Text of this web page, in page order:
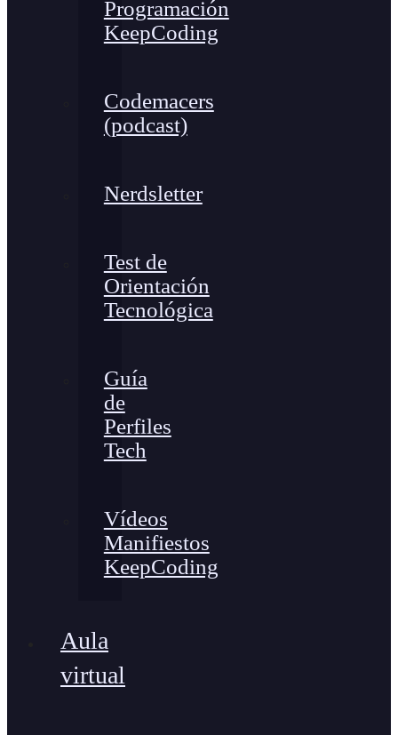
Programación
KeepCoding
Codemacers
(podcast)
Nerdsletter
Test de
Orientación
Tecnológica
Guía
de
Perfiles
Tech
Vídeos
Manifiestos
KeepCoding
Aula
virtual